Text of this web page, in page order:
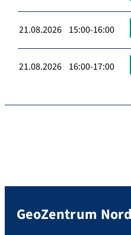
21.08.2026 15:00-16:00
21.08.2026 16:00-17:00
GeoZentrum